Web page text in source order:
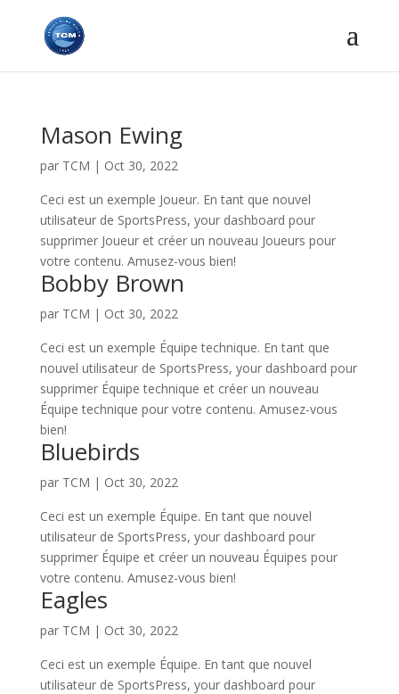
Mason Ewing
par TCM | Oct 30, 2022
Ceci est un exemple Joueur. En tant que nouvel
utilisateur de SportsPress, your dashboard pour
supprimer Joueur et créer un nouveau Joueurs pour
votre contenu. Amusez-vous bien!
Bobby Brown
par TCM | Oct 30, 2022
Ceci est un exemple Équipe technique. En tant que
nouvel utilisateur de SportsPress, your dashboard pour
supprimer Équipe technique et créer un nouveau
Équipe technique pour votre contenu. Amusez-vous
bien!
Bluebirds
par TCM | Oct 30, 2022
Ceci est un exemple Équipe. En tant que nouvel
utilisateur de SportsPress, your dashboard pour
supprimer Équipe et créer un nouveau Équipes pour
votre contenu. Amusez-vous bien!
Eagles
par TCM | Oct 30, 2022
Ceci est un exemple Équipe. En tant que nouvel
utilisateur de SportsPress, your dashboard pour